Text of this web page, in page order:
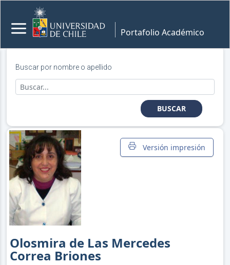
Portafolio Académico
Buscar por nombre o apellido
BUSCAR
Versión impresión
Olosmira de Las Mercedes
Correa Briones